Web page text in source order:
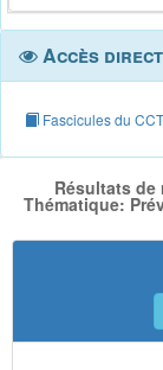
Accès direct
Fascicules du
Résultats de
Thématique: